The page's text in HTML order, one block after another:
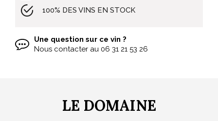
100% DES VINS EN STOCK
Une question sur ce vin ?
Nous contacter au 06 31 21 53 26
LE DOMAINE